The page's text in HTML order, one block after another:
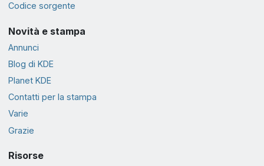
Codice sorgente
Novità e stampa
Annunci
Blog di KDE
Planet KDE
Contatti per la stampa
Varie
Grazie
Risorse